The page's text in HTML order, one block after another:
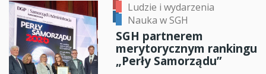
Ludzie i wydarzenia
Nauka w SGH
SGH partnerem
merytorycznym rankingu
„Perły Samorządu”